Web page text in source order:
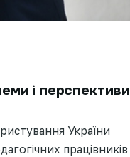
і перспективи
України
працівників